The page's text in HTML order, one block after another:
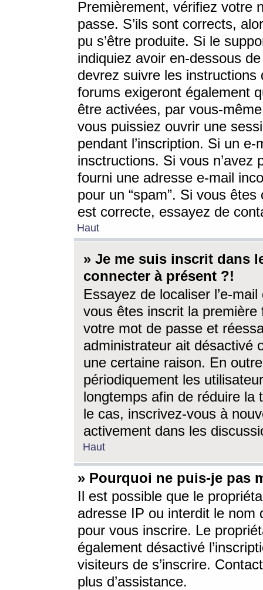
Premièrement, vérifiez votre
passe. S’ils sont corrects,
pu s’être produite. Si le
indiquiez avoir en-dessous
devrez suivre les
forums exigeront également
être activées, par vous-
vous puissiez ouvrir une
pendant l’inscription. Si un
insctructions. Si vous n’avez
fourni une adresse e-mail
pour un “spam”. Si vous
est correcte, essayez de
Haut
» Je me suis inscrit dans
connecter à présent ?!
Essayez de localiser l’e-
vous êtes inscrit la première
votre mot de passe et
administrateur ait désactivé
une certaine raison. En
périodiquement les
longtemps afin de réduire la
le cas, inscrivez-vous à
activement dans les
Haut
» Pourquoi ne puis-je pas
Il est possible que le
adresse IP ou interdit le nom
pour vous inscrire. Le
également désactivé
visiteurs de s’inscrire.
plus d’assistance.